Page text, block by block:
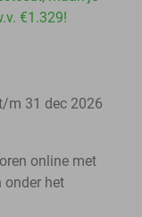
€1.329!
m 31 dec 2026
online met
onder het